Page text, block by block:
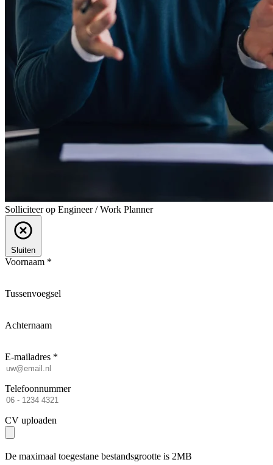
Solliciteer op Engineer / Work Planner
Sluiten
Voornaam *
Tussenvoegsel
Achternaam
E-mailadres *
Telefoonnummer
CV uploaden
De maximaal toegestane bestandsgrootte is 2MB